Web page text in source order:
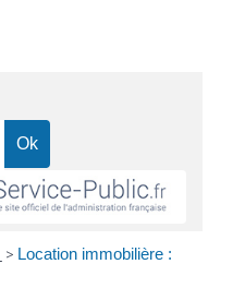
> Location immobilière :